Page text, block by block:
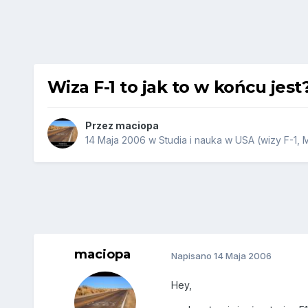
Wiza F-1 to jak to w końcu
Przez maciopa
14 Maja 2006 w Studia i nauka w USA (wizy F-1,
maciopa Napisano 14 Maja 2006
Hey,